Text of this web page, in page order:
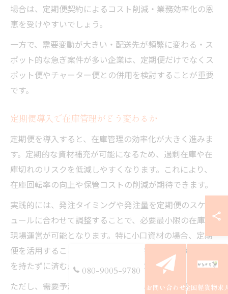
場合は、定期便契約によるコスト削減・業務効率化の恩
恵を受けやすいでしょう。
一方で、需要変動が大きい・配送先が頻繁に変わる・ス
ポット的な急ぎ案件が多い企業は、定期便だけでなくス
ポット便やチャーター便との併用を検討することが重要
です。
定期便導入で在庫管理がどう変わるか
定期便を導入すると、在庫管理の効率化が大きく進みま
す。定期的な資材補充が可能になるため、過剰在庫や在
庫切れのリスクを低減しやすくなります。これにより、
在庫回転率の向上や保管コストの削減が期待できます。
実践的には、発注タイミングや発注量を定期便のスケジ
ュールに合わせて調整することで、必要最小限の在庫で
現場運営が可能となります。特に小口資材の場合、定期
便を活用することで細かな調整がしやすく、無駄な在庫
を持たずに済む点が大きなメリットです。
ただし、需要予測の精度や納品スケジュールの柔軟性を
080-9005-9780
お問い合わせ全国軽貨物求